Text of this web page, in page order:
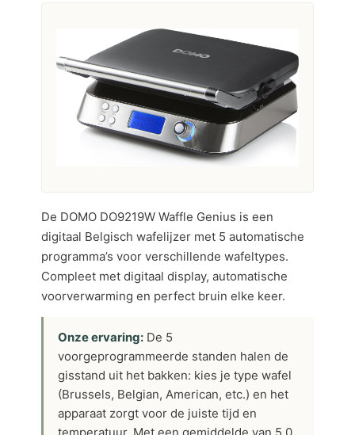
De DOMO DO9219W Waffle Genius is een
digitaal Belgisch wafelijzer met 5 automatische
programma’s voor verschillende wafeltypes.
Compleet met digitaal display, automatische
voorverwarming en perfect bruin elke keer.
Onze ervaring: De 5
voorgeprogrammeerde standen halen de
gisstand uit het bakken: kies je type wafel
(Brussels, Belgian, American, etc.) en het
apparaat zorgt voor de juiste tijd en